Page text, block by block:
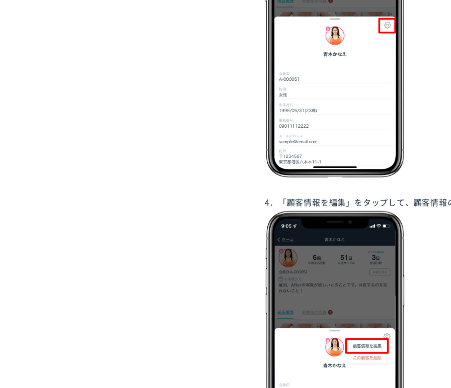
4．「顧客情報を編集」をタップして、顧客情報